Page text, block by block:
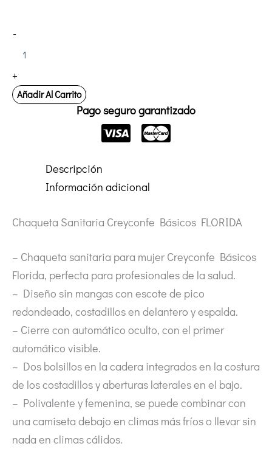
-
Creyconfe
FLORIDA
cantidad
+
Añadir Al Carrito
Pago seguro garantizado
Descripción
Información adicional
Chaqueta Sanitaria Creyconfe Básicos FLORIDA
– Chaqueta sanitaria para mujer Creyconfe Básicos
Florida, perfecta para profesionales de la salud.
– Diseño sin mangas con escote de pico
redondeado, costadillos en delantero y espalda.
– Cierre con automático oculto, con el primer
automático visible.
– Dos bolsillos en la cadera integrados en la costura
de los costadillos y aberturas laterales en el bajo.
– Polivalente y femenina, se puede combinar con
una camiseta debajo en climas más fríos o llevar sin
nada en climas cálidos.